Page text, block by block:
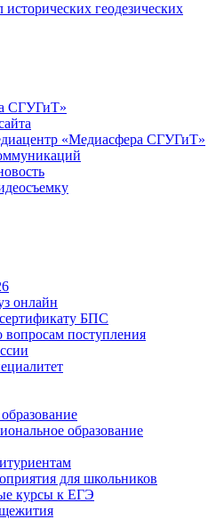
геодезических
СГУГиТ»
«Медиасфера СГУГиТ»
онлайн
БПС
вопросам поступления
образование
для школьников
курсы к ЕГЭ